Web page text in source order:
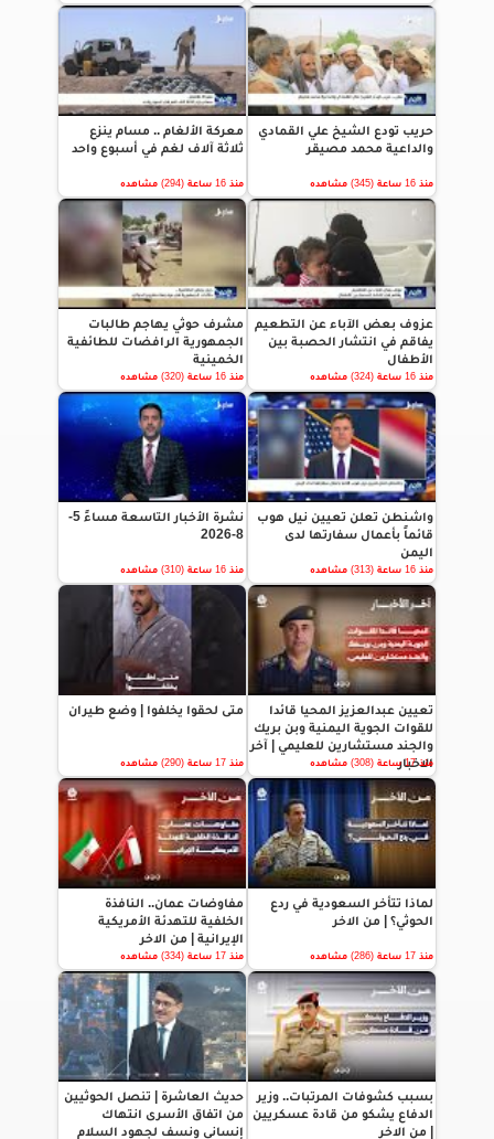
حريب تودع الشيخ علي القمادي
والداعية محمد مصيقر
منذ 16 ساعة (345) مشاهده
معركة الألغام .. مسام ينزع
ثلاثة آلاف لغم في أسبوع واحد
منذ 16 ساعة (294) مشاهده
عزوف بعض الآباء عن التطعيم
يفاقم في انتشار الحصبة بين
الأطفال
منذ 16 ساعة (324) مشاهده
مشرف حوثي يهاجم طالبات
الجمهورية الرافضات للطائفية
الخمينية
منذ 16 ساعة (320) مشاهده
واشنطن تعلن تعيين نيل هوب
قائماً بأعمال سفارتها لدى
اليمن
منذ 16 ساعة (313) مشاهده
نشرة الأخبار التاسعة مساءً 5-
8-2026
منذ 16 ساعة (310) مشاهده
تعيين عبدالعزيز المحيا قائدا
للقوات الجوية اليمنية وبن بريك
والجند مستشارين للعليمي | آخر
الاخبار
منذ 17 ساعة (308) مشاهده
متى لحقوا يخلفوا | وضع طيران
منذ 17 ساعة (290) مشاهده
لماذا تتأخر السعودية في ردع
الحوثي؟ | من الاخر
منذ 17 ساعة (286) مشاهده
مفاوضات عمان.. النافذة
الخلفية للتهدئة الأمريكية
الإيرانية | من الاخر
منذ 17 ساعة (334) مشاهده
بسبب كشوفات المرتبات.. وزير
الدفاع يشكو من قادة عسكريين
| من الاخر
حديث العاشرة | تنصل الحوثيين
من اتفاق الأسرى انتهاك
إنساني ونسف لجهود السلام